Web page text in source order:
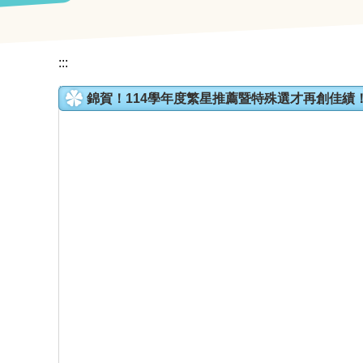
:::
錦賀！114學年度繁星推薦暨特殊選才再創佳績